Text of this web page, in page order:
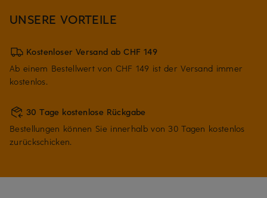
UNSERE VORTEILE
Kostenloser Versand ab CHF 149
Ab einem Bestellwert von CHF 149 ist der Versand immer
kostenlos.
30 Tage kostenlose Rückgabe
Bestellungen können Sie innerhalb von 30 Tagen kostenlos
zurückschicken.